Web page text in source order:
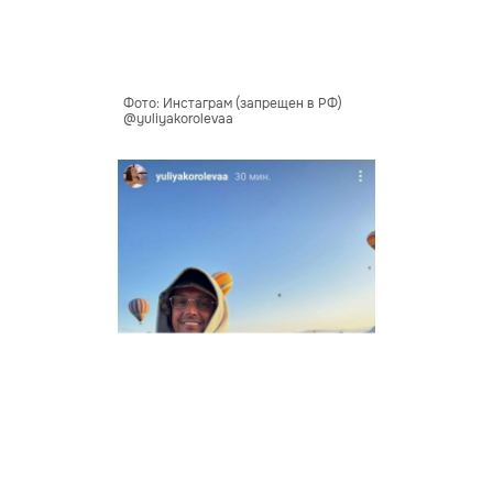
Фото: Инстаграм (запрещен в РФ)
@yuliyakorolevaa